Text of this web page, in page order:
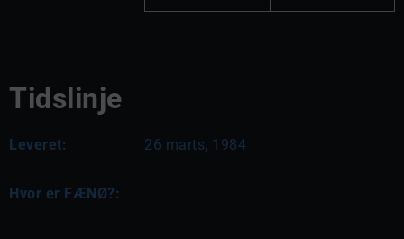
Tidslinje
Leveret: 26 marts, 1984
Hvor er FÆNØ?: